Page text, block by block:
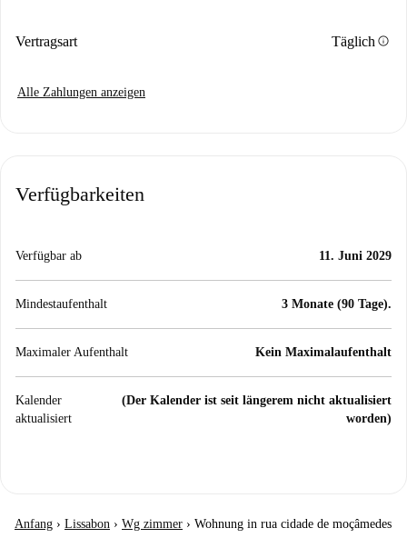
Vertragsart Täglich info
Alle Zahlungen anzeigen
Verfügbarkeiten
Verfügbar ab 11. Juni 2029
Mindestaufenthalt 3 Monate (90 Tage).
Maximaler Aufenthalt Kein Maximalaufenthalt
Kalender
aktualisiert
(Der Kalender ist seit längerem nicht aktualisiert
worden)
Anfang › Lissabon › Wg zimmer › Wohnung in rua cidade de moçâmedes